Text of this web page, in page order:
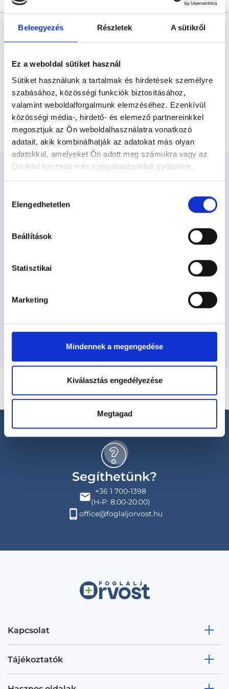
Beleegyezés Részletek A sütikről
Ez a weboldal sütiket használ
Sütiket használunk a tartalmak és hirdetések személyre
szabásához, közösségi funkciók biztosításához,
valamint weboldalforgalmunk elemzéséhez. Ezenkívül
közösségi média-, hirdető- és elemező partnereinkkel
megosztjuk az Ön weboldalhasználatra vonatkozó
adatait, akik kombinálhatják az adatokat más olyan
adatokkal, amelyeket Ön adott meg számukra vagy az
Ön által használt más szolgáltatásokból gyűjtöttek.
szabályzat:https://foglaljorvost.hu/info/foglaljorvost-
kiválasztása
Elengedhetetlen
Beállítások
Statisztikai
Marketing
Mindennek a megengedése
Kiválasztás engedélyezése
Megtagad
orvos, aki jogszabályok szerinti szakorvosi szakképesítés
szolgáltató szakorvosa az első részvizsgáig, utána pedig a
felelősségét kizárja esetleges névazonosságért bármely szakorvos
Főoldal Bőrgyógyász Lézeres rosacea kezelés
Bőrgyógyász - Bőrgyógyászat
KAPCSOLÓDÓ SZAKTERÜLETEK
Budapesti és vidéki bőrgyógyász orvosok
Segíthetünk?
+36 1 700-1398
(H-P: 8:00-20:00)
office@foglaljorvost.hu
Kapcsolat
Tájékoztatók